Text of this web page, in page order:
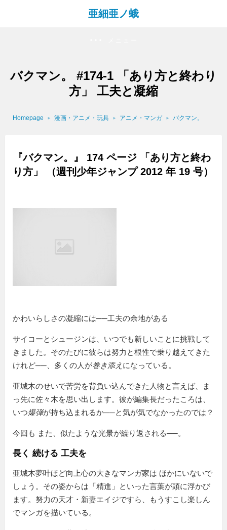
亜細亜ノ蛾
バクマン。 #174-1 「あり方と終わり
方」 工夫と凝縮
Homepage 漫画・アニメ・玩具 アニメ・マンガ バクマン。
『バクマン。』 174 ページ 「あり方と終わ
り方」 （週刊少年ジャンプ 2012 年 19 号）
かわいらしさの凝縮には──工夫の余地がある
サイコーとシュージンは、いつでも新しいことに挑戦して
きました。そのたびに彼らは努力と根性で乗り越えてきた
けれど──、多くの人が巻き添えになっている。
亜城木のせいで苦労を背負い込んできた人物と言えば、ま
っ先に佐々木を思い出します。彼が編集長だったころは、
いつ爆弾が持ち込まれるか──と気が気でなかったのでは？
今回も また、似たような光景が繰り返される──。
長く 続ける 工夫を
亜城木夢叶ほど向上心の大きなマンガ家は ほかにいないで
しょう。その姿からは「精進」といった言葉が頭に浮かび
ます。努力の天才・新妻エイジですら、もうすこし楽しん
でマンガを描いている。